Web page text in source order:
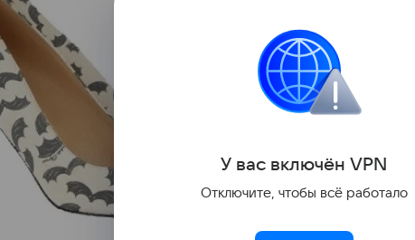
У вас включён VPN
Отключите, чтобы всё работало